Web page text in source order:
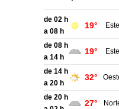
de 02 h
a 08 h
19° Este
de 08 h
a 14 h
19° Este
de 14 h
a 20 h
32°
de 20 h
27°